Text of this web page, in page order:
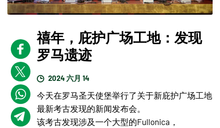
禧年，庇护广场工地：发现
罗马遗迹
2024 六月 14
今天在罗马圣天使堡举行了关于新庇护广场工地
最新考古发现的新闻发布会。
该考古发现涉及一个大型的Fullonica，